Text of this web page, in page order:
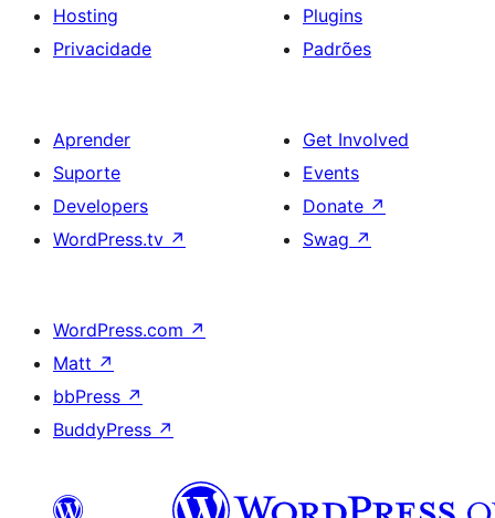
Hosting
Privacidade
Plugins
Padrões
Aprender
Suporte
Developers
WordPress.tv ↗
Get Involved
Events
Donate ↗
Swag ↗
WordPress.com ↗
Matt ↗
bbPress ↗
BuddyPress ↗